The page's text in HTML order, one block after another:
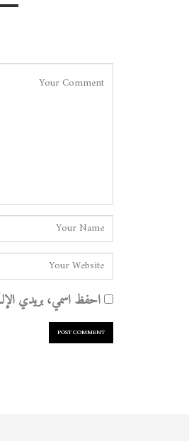
احفظ اسمي، بريدي